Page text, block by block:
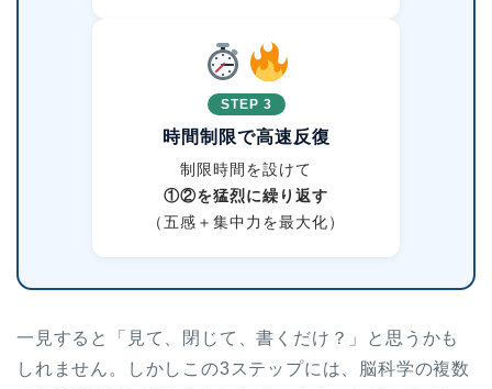
STEP 3
時間制限で高速反復
制限時間を設けて
①②を猛烈に繰り返す
（五感＋集中力を最大化）
一見すると「見て、閉じて、書くだけ？」と思うかも
しれません。しかしこの3ステップには、脳科学の複数